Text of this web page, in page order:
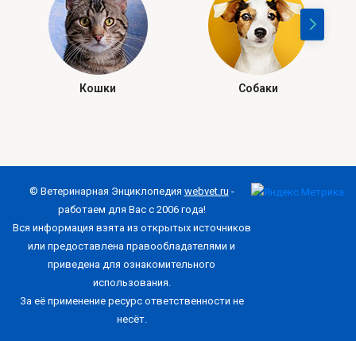
Кошки Собаки
© Ветеринарная Энциклопедия webvet.ru -
работаем для Вас с 2006 года!
Вся информация взята из открытых источников
или предоставлена правообладателями и
приведена для ознакомительного
использования.
За её применение ресурс ответственности не
несёт.